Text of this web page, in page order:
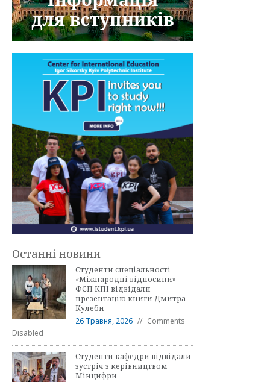
Останні новини
Студенти спеціальності
«Міжнародні відносини»
ФСП КПІ відвідали
презентацію книги Дмитра
Кулеби
26 Травня, 2026
Comments
Disabled
Студенти кафедри відвідали
зустріч з керівництвом
Мінцифри